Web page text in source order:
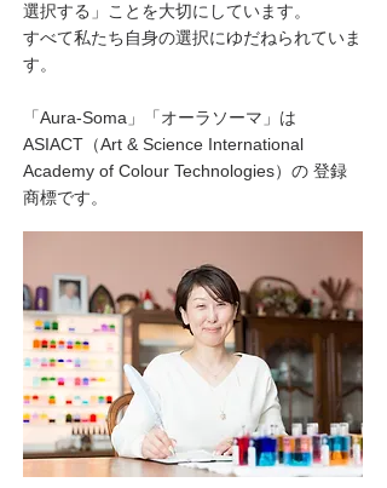
選択する」ことを大切にしています。
すべて私たち自身の選択にゆだねられていま
す。
「Aura-Soma」「オーラソーマ」は
ASIACT（Art & Science International
Academy of Colour Technologies）の 登録
商標です。